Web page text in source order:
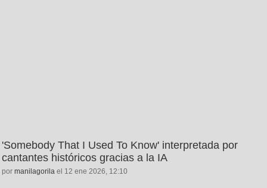
'Somebody That I Used To Know' interpretada por
cantantes históricos gracias a la IA
por manilagorila el 12 ene 2026, 12:10